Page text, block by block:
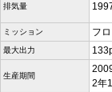
排気量
ミッション フ
最大出力
生産期間
2年